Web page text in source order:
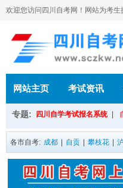
欢迎您访问四川自考网！网站为考
网站主页 考试资讯
专题: 四川自学考试报名系统
各市自考: 成都 自贡 攀枝花